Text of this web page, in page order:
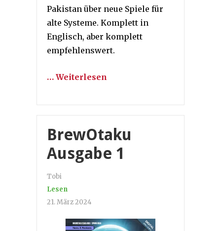
Pakistan über neue Spiele für
alte Systeme. Komplett in
Englisch, aber komplett
empfehlenswert.
… Weiterlesen
BrewOtaku
Ausgabe 1
Tobi
Lesen
21. März 2024